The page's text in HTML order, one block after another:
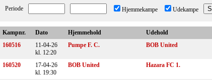
Periode Hjemmekampe Udekampe
Kampnr. Dato Hjemmehold Udehold
160516
11-04-26
kl. 12:20
Pumpe F. C. BOB United
160520
17-04-26
kl. 19:30
BOB United Hazara FC 1.